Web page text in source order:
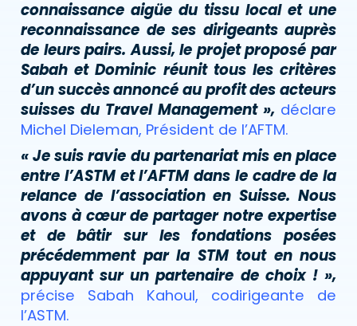
connaissance aigüe du tissu local et une
reconnaissance de ses dirigeants auprès
de leurs pairs. Aussi, le projet proposé par
Sabah et Dominic réunit tous les critères
d’un succès annoncé au profit des acteurs
suisses du Travel Management », déclare
Michel Dieleman, Président de l’AFTM.
« Je suis ravie du partenariat mis en place
entre l’ASTM et l’AFTM dans le cadre de la
relance de l’association en Suisse. Nous
avons à cœur de partager notre expertise
et de bâtir sur les fondations posées
précédemment par la STM tout en nous
appuyant sur un partenaire de choix ! »,
précise Sabah Kahoul, codirigeante de
l’ASTM.